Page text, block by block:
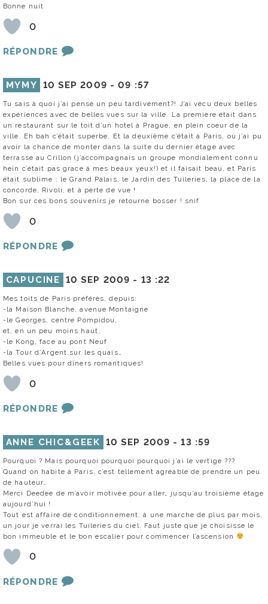
Bonne nuit
0
RÉPONDRE
MYMY 10 SEP 2009 -09 :57
Tu sais à quoi j’ai pensé un peu tardivement?! J’ai vécu deux belles
expériences avec de belles vues sur la ville. La première était dans
un restaurant sur le toit d’un hotel à Prague, en plein coeur de la
ville. Eh bah c’était superbe. Et la deuxième c’était à Paris, où j’ai pu
avoir la chance de monter dans la suite du dernier étage avec
terrasse au Crillon (j’accompagnais un groupe mondialement connu
hein c’était pas grace à mes beaux yeux!) et il faisait beau, et Paris
était sublime : le Grand Palais, le Jardin des Tuileries, la place de la
concorde, Rivoli, et à perte de vue !
Bon sur ces bons souvenirs je retourne bosser ! snif
0
RÉPONDRE
CAPUCINE 10 SEP 2009 - 13 :22
Mes toits de Paris préférés, depuis:
-la Maison Blanche, avenue Montaigne
-le Georges, centre Pompidou,
et, en un peu moins haut,
-le Kong, face au pont Neuf
-la Tour d’Argent,sur les quais…
Belles vues pour dîners romantiques!
0
RÉPONDRE
ANNE CHIC&GEEK 10 SEP 2009 -13 :59
Pourquoi ? Mais pourquoi pourquoi pourquoi j’ai le vertige ???
Quand on habite à Paris, c’est tellement agréable de prendre un peu
de hauteur…
Merci Deedee de m’avoir motivée pour aller… jusqu’au troisième étage
aujourd’hui !
Tout est affaire de conditionnement. à une marche de plus par mois,
un jour je verrai les Tuileries du ciel. Faut juste que je choisisse le
bon immeuble et le bon escalier pour commencer l’ascension
0
RÉPONDRE